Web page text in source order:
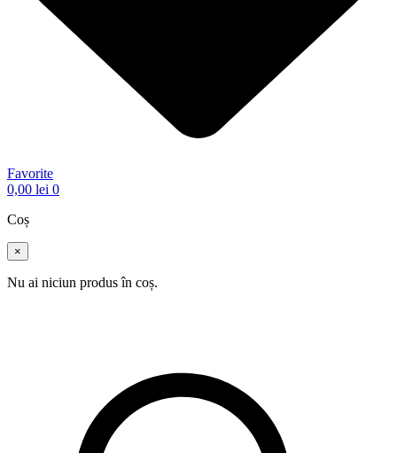
Favorite
0,00 lei 0
Coș
×
Nu ai niciun produs în coș.